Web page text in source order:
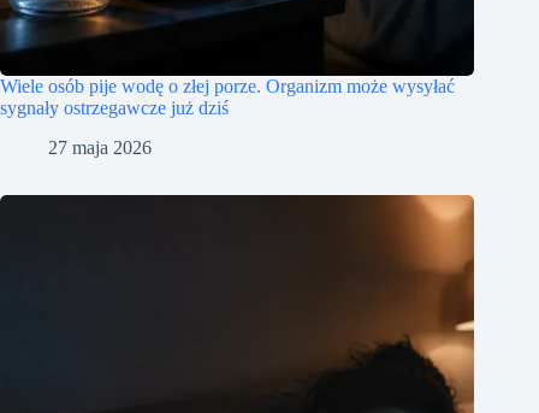
Wiele osób pije wodę o złej porze. Organizm może wysyłać
sygnały ostrzegawcze już dziś
27 maja 2026